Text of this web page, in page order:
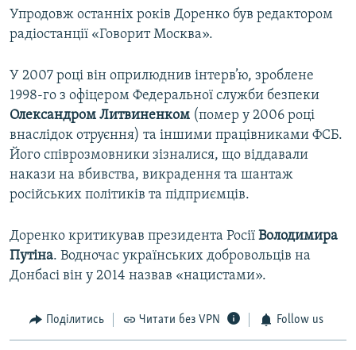
Упродовж останніх років Доренко був редактором
радіостанції «Говорит Москва».
У 2007 році він оприлюднив інтерв’ю, зроблене
1998-го з офіцером Федеральної служби безпеки
Олександром Литвиненком (помер у 2006 році
внаслідок отруєння) та іншими працівниками ФСБ.
Його співрозмовники зізналися, що віддавали
накази на вбивства, викрадення та шантаж
російських політиків та підприємців.
Доренко критикував президента Росії Володимира
Путіна. Водночас українських добровольців на
Донбасі він у 2014 назвав «нацистами».
Поділитись Читати без VPN Follow us